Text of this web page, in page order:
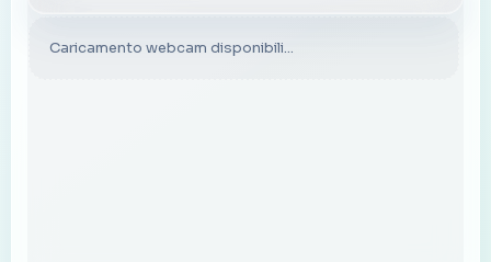
Caricamento webcam disponibili...